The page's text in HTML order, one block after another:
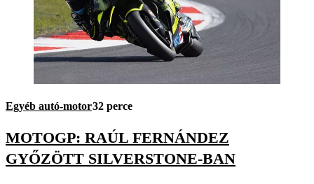
Egyéb autó-motor32 perce
MOTOGP: RAÚL FERNÁNDEZ
GYŐZÖTT SILVERSTONE-BAN